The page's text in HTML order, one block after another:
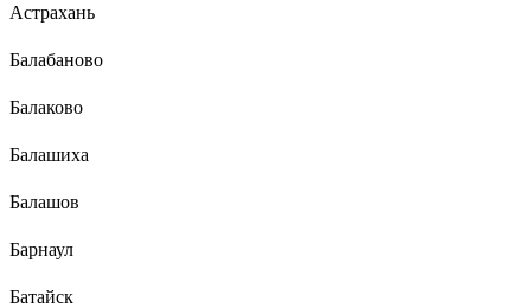
Астрахань
Балабаново
Балаково
Балашиха
Балашов
Барнаул
Батайск